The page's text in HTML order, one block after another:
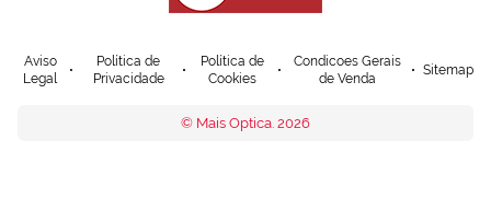
Aviso
Legal
Política de
Privacidade
Política de
Cookies
Condicoes Gerais
de Venda
Sitemap
© Mais Optica. 2026